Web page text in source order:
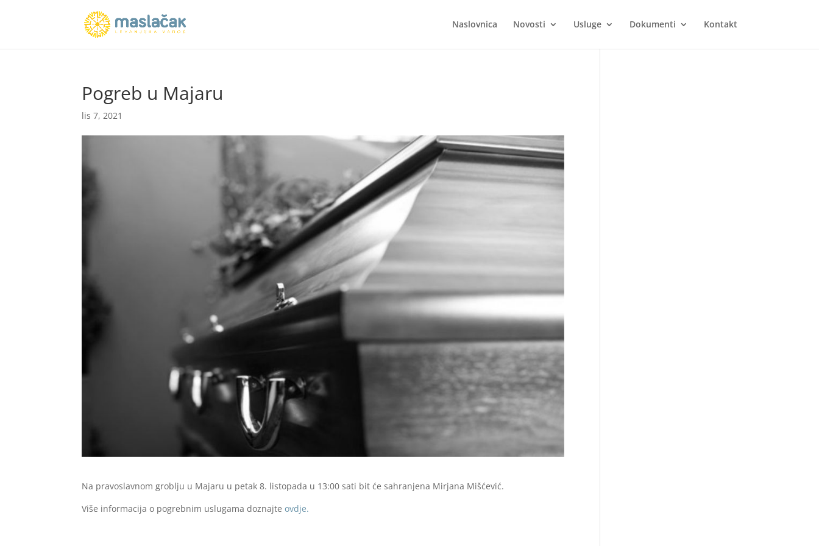
Naslovnica Novosti Usluge Dokumenti Kontakt
Pogreb u Majaru
lis 7, 2021
Na pravoslavnom groblju u Majaru u petak 8. listopada u 13:00 sati bit će sahranjena Mirjana Mišćević.
Više informacija o pogrebnim uslugama doznajteovdje.